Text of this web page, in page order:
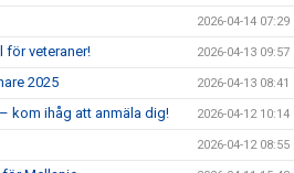
2026-04-14 07:29
för veteraner! 2026-04-13 09:57
2025 2026-04-13 08:41
kom ihåg att anmäla dig! 2026-04-12 10:14
2026-04-12 08:55